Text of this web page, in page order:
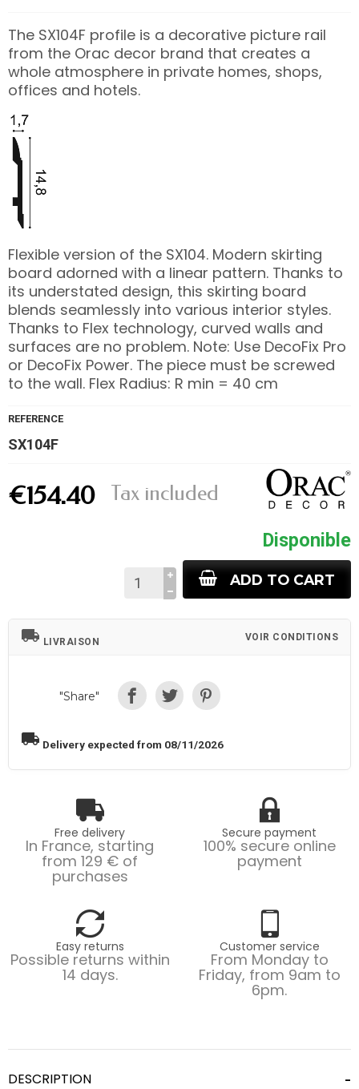
The SX104F profile is a decorative picture rail
from the Orac decor brand that creates a
whole atmosphere in private homes, shops,
offices and hotels.
Flexible version of the SX104. Modern skirting
board adorned with a linear pattern. Thanks to
its understated design, this skirting board
blends seamlessly into various interior styles.
Thanks to Flex technology, curved walls and
surfaces are no problem. Note: Use DecoFix Pro
or DecoFix Power. The piece must be screwed
to the wall. Flex Radius: R min = 40 cm
REFERENCE
SX104F
€154.40 Tax included
Disponible
ADD TO CART
local_shipping LIVRAISON VOIR CONDITIONS
"Share"
local_shipping Delivery expected from 08/11/2026
Free delivery
In France, starting
from 129 € of
purchases
Secure payment
100% secure online
payment
Easy returns
Possible returns within
14 days.
Customer service
From Monday to
Friday, from 9am to
6pm.
DESCRIPTION